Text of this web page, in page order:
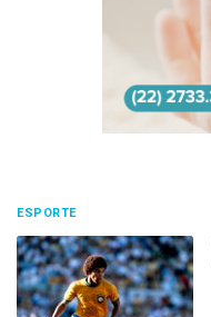
ESPORTE